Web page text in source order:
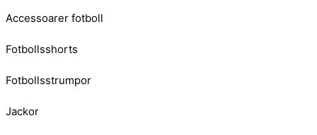
Accessoarer fotboll
Fotbollsshorts
Fotbollsstrumpor
Jackor